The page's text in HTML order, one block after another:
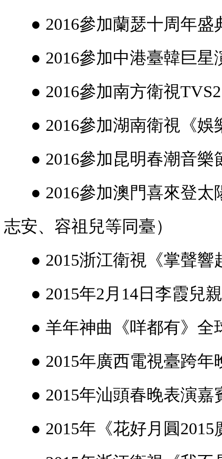
● 2016參加蘭瑟十周年盛
● 2016參加中港臺韓巨星
● 2016參加南方衛視
● 2016參加湖南衛視《娛
● 2016參加昆明春潮音樂
● 2016參加澳門喜來登太
志安、容祖兒等同臺）
● 2015浙江衛視《掌聲響
● 2015年2月14日李霞兒
● 羊年神曲《咩都有》全
● 2015年廣西電視臺跨年
● 2015年汕頭春晚表演嘉
● 2015年《花好月圓2015